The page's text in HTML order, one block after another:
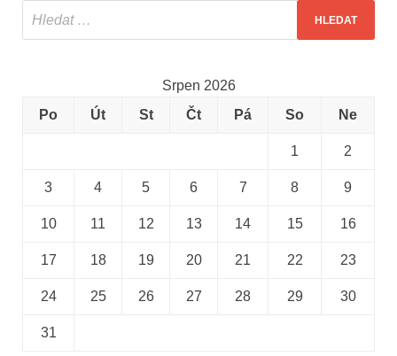
Srpen 2026
Po
Út St Čt Pá So Ne
1 2
3 4 5 6 7 8 9
10 11 12 13 14 15 16
17 18 19 20 21 22 23
24 25 26 27 28 29 30
31